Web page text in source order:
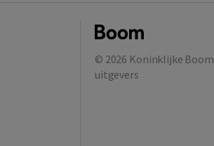
© 2026 Koninklijke Boom
uitgevers